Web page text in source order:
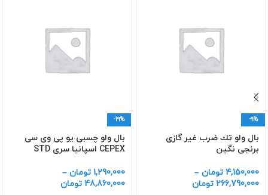
-9%
بال ولو تك ضرب غیر گازی
برنجی نگین
4,150,000 تومان –
266,790,000 تومان
-19%
بال ولو چسبی یو پی وی سی
CEPEX اسپانیا سری STD
1,290,000 تومان –
48,860,000 تومان